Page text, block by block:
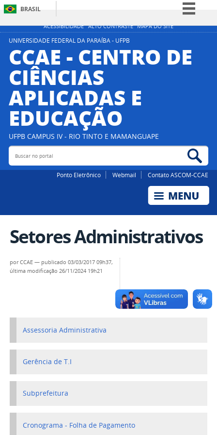
ACESSIBILIDADE ALTO CONTRASTE MAPA DO SITE
BRASIL
Simplifique!
Participe
UNIVERSIDADE FEDERAL DA PARAÍBA - UFPB
CCAE - CENTRO DE
CIÊNCIAS
APLICADAS E
EDUCAÇÃO
UFPB CAMPUS IV - RIO TINTO E MAMANGUAPE
Buscar no portal
Ponto Eletrônico Webmail Contato ASCOM-CCAE
Setores Administrativos
porCCAE — publicado 03/03/2017 09h37,
última modificação 26/11/2024 19h21
Assessoria Administrativa
Gerência de T.I
Subprefeitura
Cronograma - Folha de Pagamento